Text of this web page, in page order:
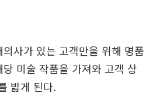
사가 있는 고객만을 위해 명품
미술 작품을 가져와 고객 상
밟게 된다.